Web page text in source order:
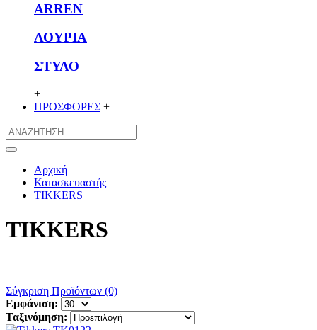
ARREN
ΛΟΥΡΙΑ
ΣΤΥΛΟ
+
ΠΡΟΣΦΟΡΕΣ +
Αρχική
Κατασκευαστής
TIKKERS
TIKKERS
Σύγκριση Προϊόντων (0)
Εμφάνιση:
Ταξινόμηση: